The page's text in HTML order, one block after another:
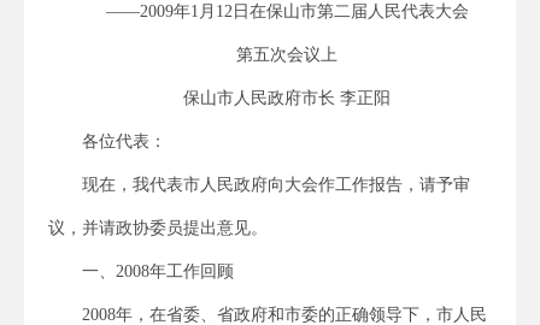
——2009年1月12日在保山市第二届人民代表大会
第五次会议上
保山市人民政府市长 李正阳
各位代表：
现在，我代表市人民政府向大会作工作报告，请予审
议，并请政协委员提出意见。
一、2008年工作回顾
2008年，在省委、省政府和市委的正确领导下，市人民